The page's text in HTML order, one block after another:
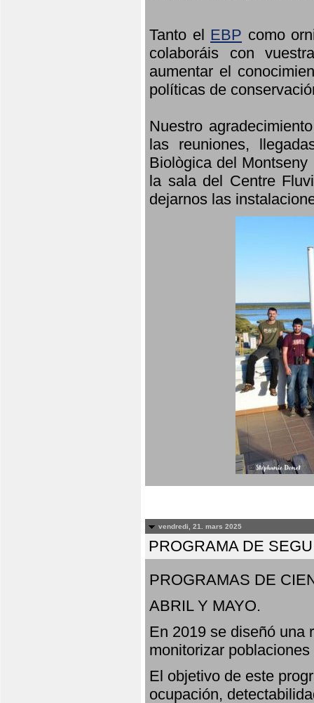
Tanto el EBP como
colaboráis con
aumentar el
políticas de
Nuestro
las reuniones,
Biològica del
la sala del Centre
dejarnos las
vendredi, 21. mars 2025
PROGRAMA DE
PROGRAMAS DE
ABRIL Y MAYO.
En 2019 se diseñó una
monitorizar
El objetivo de este
ocupación,